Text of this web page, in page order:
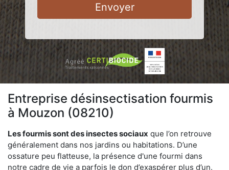
Envoyer
Entreprise désinsectisation fourmis
à Mouzon (08210)
Les fourmis sont des insectes sociaux que l’on retrouve
généralement dans nos jardins ou habitations. D’une
ossature peu flatteuse, la présence d'une fourmi dans
notre cadre de vie a parfois le don d’exaspérer plus d’un.